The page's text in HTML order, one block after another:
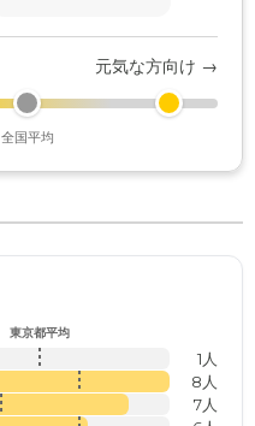
元気な方向け →
全国平均
東京都平均
1人
8人
7人